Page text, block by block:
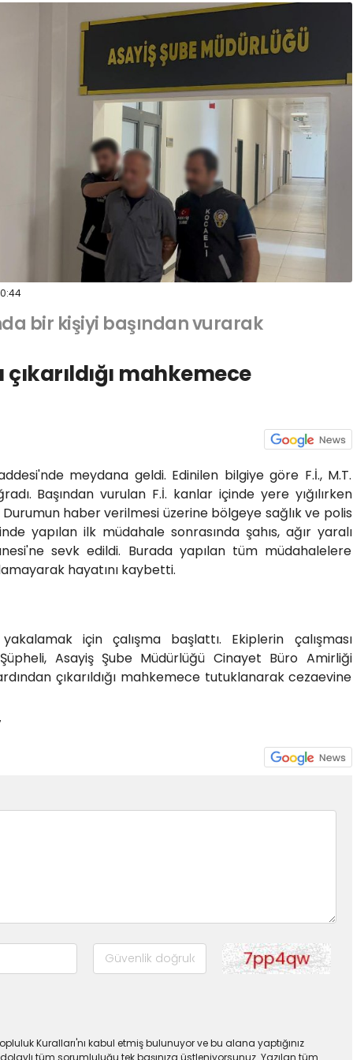
bir kişiyi başından vurarak
mahkemece
meydana geldi. Edinilen bilgiye göre F.İ., M.T.
Başından vurulan F.İ. kanlar içinde yere yığılırken
haber verilmesi üzerine bölgeye sağlık ve polis
yapılan ilk müdahale sonrasında şahıs, ağır yaralı
sevk edildi. Burada yapılan tüm müdahalelere
hayatını kaybetti.
için çalışma başlattı. Ekiplerin çalışması
Asayiş Şube Müdürlüğü Cinayet Büro Amirliği
çıkarıldığı mahkemece tutuklanarak cezaevine
Kuralları'nı kabul etmiş bulunuyor ve bu alana yaptığınız
tüm sorumluluğu tek başınıza üstleniyorsunuz. Yazılan tüm